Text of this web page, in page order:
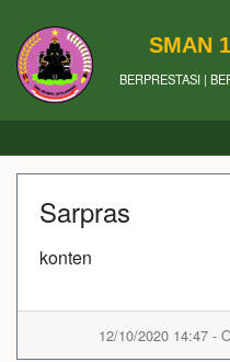
SMAN
BERPRESTASI |
Sarpras
konten
12/10/2020 14:47 -